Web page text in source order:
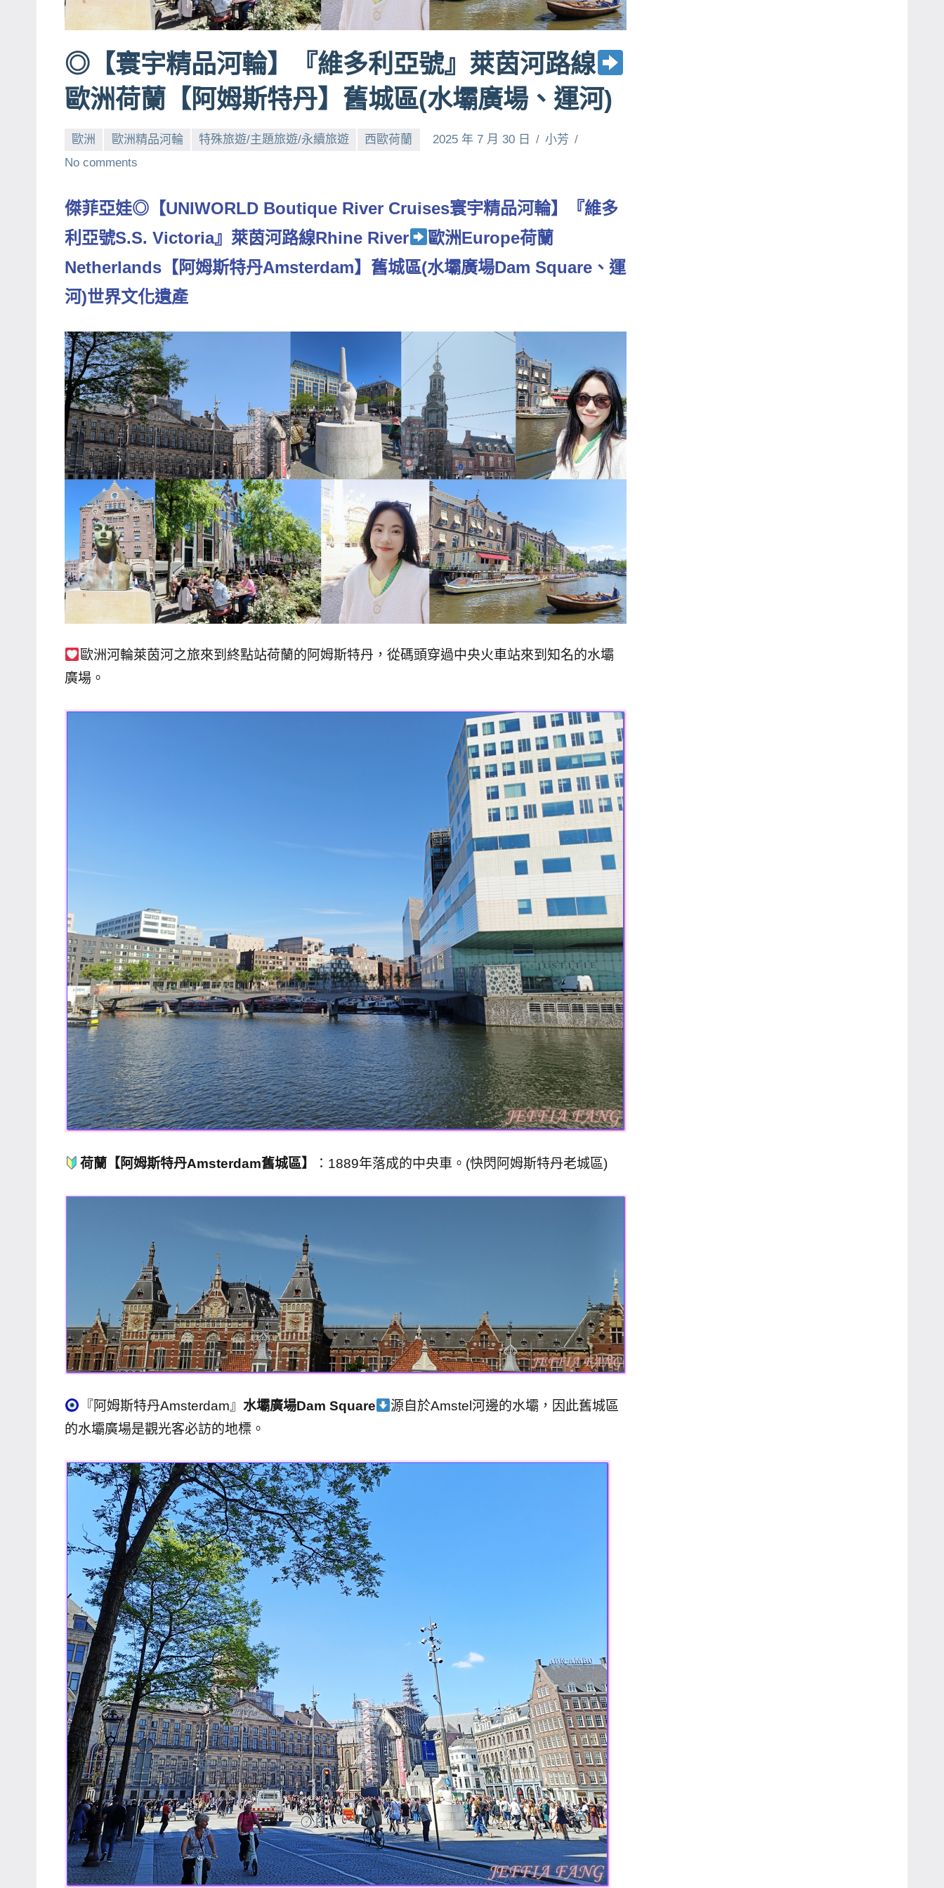
賓、
金
探
號
目
班
外
景
節
主
持、
哥
窟
泰
國
旅
遊
書
作
表
會
及
活
主
持、
學
校
雜
誌
專
欄、
觀
光
局
合
作
達
人
象。
◎【寰宇精品河輪】『維多利亞號』萊茵河路線
歐洲荷蘭【阿姆斯特丹】舊城區(水壩廣場、運河)
歐洲 歐洲精品河輪 特殊旅遊/主題旅遊/永續旅遊 西歐荷蘭 2025 年 7 月 30 日
小芳
No comments
傑菲亞娃◎【UNIWORLD Boutique River Cruises寰宇精品河輪】『維多
利亞號S.S. Victoria』萊茵河路線Rhine River
歐洲Europe荷蘭
Netherlands【阿姆斯特丹Amsterdam】舊城區(水壩廣場Dam Square 、運
河)世界文化遺產
歐洲河輪萊茵河之旅來到終點站荷蘭的阿姆斯特丹，從碼頭穿過中央火車站來到知名的水壩
廣場。
荷蘭【阿姆斯特丹Amsterdam舊城區】 ：1889年落成的中央車。(快閃阿姆斯特丹老城區)
『阿姆斯特丹Amsterdam』 水壩廣場Dam Square
源自於Amstel河邊的水壩，因此舊城區
的水壩廣場是觀光客必訪的地標。